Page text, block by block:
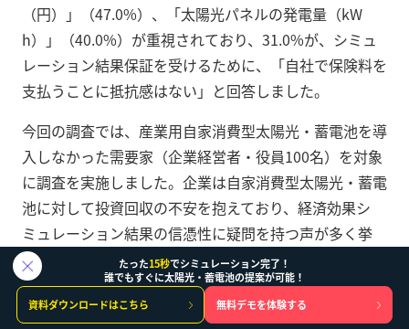
（円）」（47.0%）、「太陽光パネルの発電量（kW
h）」（40.0%）が重視されており、31.0%が、シミュ
レーション結果保証を受けるために、「自社で保険料を
支払うことに抵抗感はない」と回答しました。
今回の調査では、産業用自家消費型太陽光・蓄電池を導
入しなかった需要家（企業経営者・役員100名）を対象
に調査を実施しました。企業は自家消費型太陽光・蓄電
池に対して投資回収の不安を抱えており、経済効果シ
ミュレーション結果の信憑性に疑問を持つ声が多く挙
がっています。これらの結果から、産業用自家消費型太
陽光・蓄電池の提案活動においては、経済効果シミュ
レーション結果の保証をうまく活用することで、需要家
たった15秒でシミュレーション完了！
誰でもすぐに太陽光・蓄電池の提案が可能！
資料ダウンロードはこちら
無料デモを体験する